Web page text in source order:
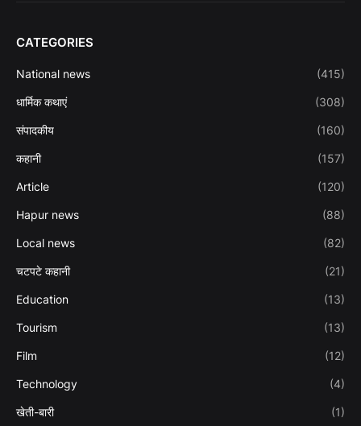
CATEGORIES
National news (415)
धार्मिक कथाएं (308)
संपादकीय (160)
कहानी (157)
Article (120)
Hapur news (88)
Local news (82)
चटपटे कहानी (21)
Education (13)
Tourism (13)
Film (12)
Technology (4)
खेती-बारी (1)